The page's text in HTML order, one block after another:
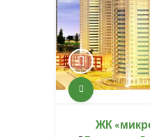
ЖК